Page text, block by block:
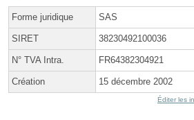
Forme juridique SAS
SIRET 38230492100036
N° TVA Intra. FR64382304921
Création 15 décembre 2002
Éditer les